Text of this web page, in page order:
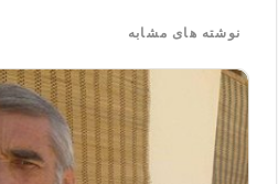
نوشته های مشابه